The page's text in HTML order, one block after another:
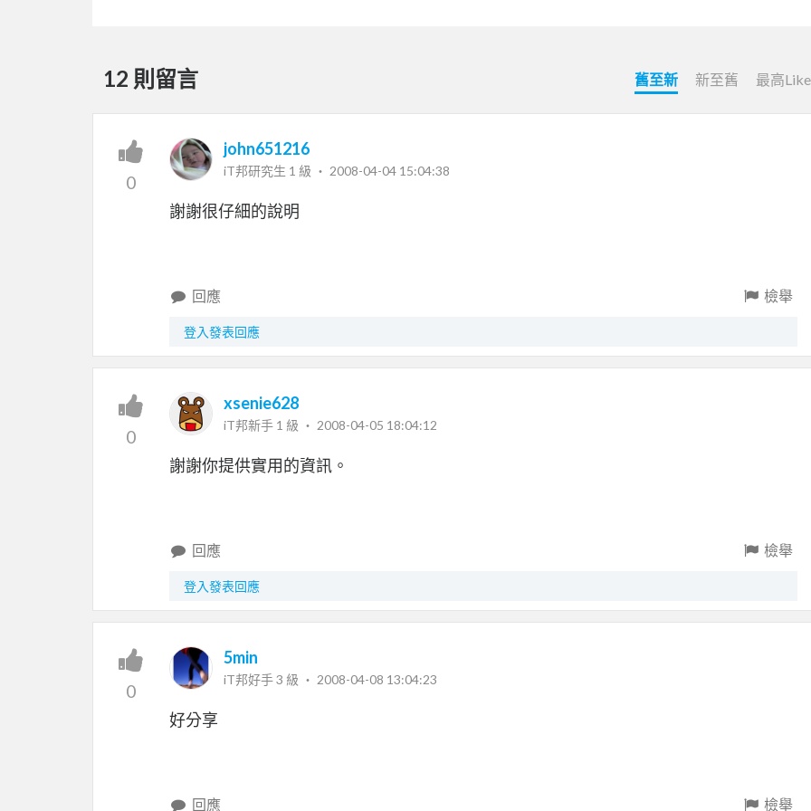
12 則留言 舊至新 新至舊 最高
0
john651216
iT邦研究生 1 級 ‧ 2008-04-04 15:04:38
謝謝很仔細的說明
回應 檢舉
登入發表回應
0
xsenie628
iT邦新手 1 級 ‧ 2008-04-05 18:04:12
謝謝你提供實用的資訊。
回應 檢舉
登入發表回應
0
5min
iT邦好手 3 級 ‧ 2008-04-08 13:04:23
好分享
回應 檢舉